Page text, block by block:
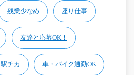
残業少なめ 座り仕事
友達と応募OK！
駅チカ 車・バイク通勤OK